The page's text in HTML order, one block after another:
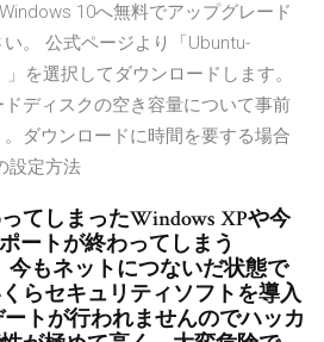
10へ無料でアップグレード
。 公式ページより「Ubuntu-
を選択してダウンロードします。
ディスクの空き容量について事前
ダウンロードに時間を要する場合
設定方法
てしまったWindows XPや今
ートが終わってしまう
今もネットにつないだ状態で
らセキュリティソフトを導入
ートが行われませんのでハッカ